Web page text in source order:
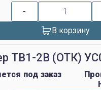
-
В корзину
ТВ1-2В (ОТК)
под заказ